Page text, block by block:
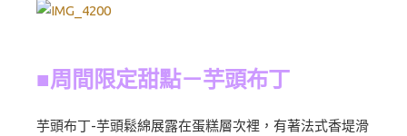
■周間限定甜點－芋頭布丁
芋頭布丁-芋頭鬆綿展露在蛋糕層次裡，有著法式香堤滑